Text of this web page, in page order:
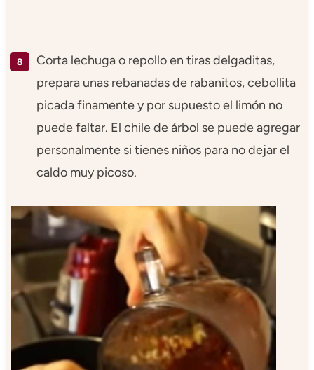
Corta lechuga o repollo en tiras delgaditas,
prepara unas rebanadas de rabanitos, cebollita
picada finamente y por supuesto el limón no
puede faltar. El chile de árbol se puede agregar
personalmente si tienes niños para no dejar el
caldo muy picoso.